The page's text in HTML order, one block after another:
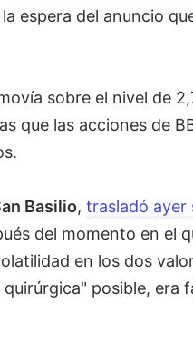
espera del anuncio
sobre el nivel de
que las acciones de
Basilio, trasladó ayer
del momento en el
en los dos
posible, era